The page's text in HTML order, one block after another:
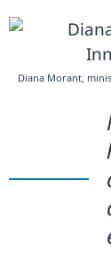
Diana Morant,